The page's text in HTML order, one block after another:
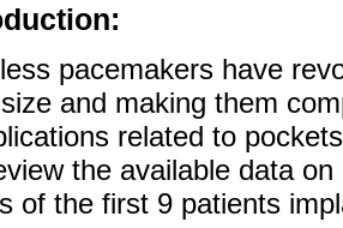
pacemakers have
and making them
related to
the available data
of the first 9 patients